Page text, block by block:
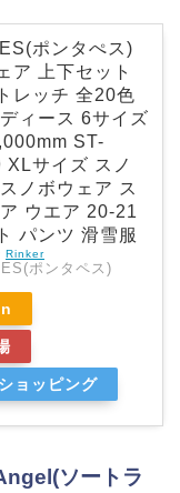
ポンタぺス)
ア 上下セット
レッチ 全20色
ィース 6サイズ
ST-
サイズ スノ
ノボウェア ス
ウエア 20-21
パンツ 滑雪服
Rinker
ポンタペス)
ョッピング
ソートラ